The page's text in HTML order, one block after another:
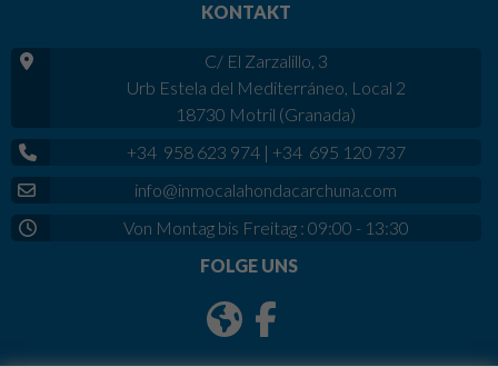
KONTAKT
C/ El Zarzalillo, 3
Urb Estela del Mediterráneo, Local 2
18730 Motril (Granada)
+34 958 623 974| +34 695 120 737
info@inmocalahondacarchuna.com
Von Montag bis Freitag : 09:00 - 13:30
FOLGE UNS